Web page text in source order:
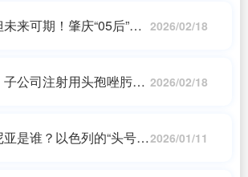
来可期！肇庆“05后”滑 2026/02/18
公司注射用头孢唑肟钠 2026/02/18
是谁？以色列的“头号通2026/01/11